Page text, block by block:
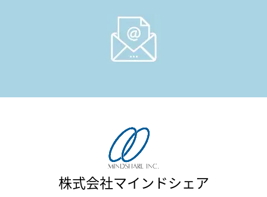
株式会社マインドシェア